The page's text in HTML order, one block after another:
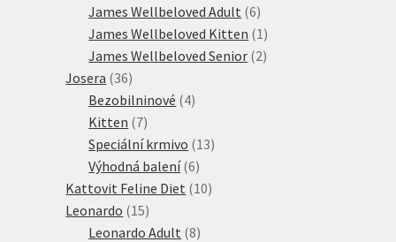
produktů
James Wellbeloved Adult 66
produktů
James Wellbeloved Kitten 1 1
produkt
James Wellbeloved Senior 22
Josera 3636
produktů
Bezobilninové 44
Kitten 77
produktů
Speciální krmivo 1313
Výhodná balení 66
produktů
Kattovit Feline Diet 1010
Leonardo 1515
produktů
Leonardo Adult 88